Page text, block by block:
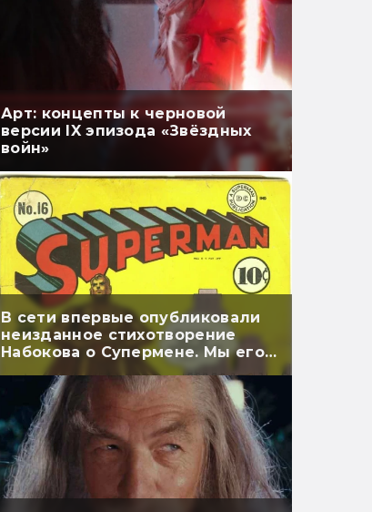
Арт: концепты к черновой
версии IX эпизода «Звёздных
войн»
В сети впервые опубликовали
неизданное стихотворение
Набокова о Супермене. Мы его
перевели